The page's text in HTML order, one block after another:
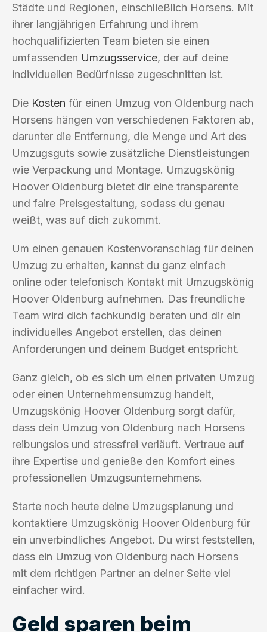
Städte und Regionen, einschließlich Horsens. Mit
ihrer langjährigen Erfahrung und ihrem
hochqualifizierten Team bieten sie einen
umfassenden Umzugsservice, der auf deine
individuellen Bedürfnisse zugeschnitten ist.
Die Kosten für einen Umzug von Oldenburg nach
Horsens hängen von verschiedenen Faktoren ab,
darunter die Entfernung, die Menge und Art des
Umzugsguts sowie zusätzliche Dienstleistungen
wie Verpackung und Montage. Umzugskönig
Hoover Oldenburg bietet dir eine transparente
und faire Preisgestaltung, sodass du genau
weißt, was auf dich zukommt.
Um einen genauen Kostenvoranschlag für deinen
Umzug zu erhalten, kannst du ganz einfach
online oder telefonisch Kontakt mit Umzugskönig
Hoover Oldenburg aufnehmen. Das freundliche
Team wird dich fachkundig beraten und dir ein
individuelles Angebot erstellen, das deinen
Anforderungen und deinem Budget entspricht.
Ganz gleich, ob es sich um einen privaten Umzug
oder einen Unternehmensumzug handelt,
Umzugskönig Hoover Oldenburg sorgt dafür,
dass dein Umzug von Oldenburg nach Horsens
reibungslos und stressfrei verläuft. Vertraue auf
ihre Expertise und genieße den Komfort eines
professionellen Umzugsunternehmens.
Starte noch heute deine Umzugsplanung und
kontaktiere Umzugskönig Hoover Oldenburg für
ein unverbindliches Angebot. Du wirst feststellen,
dass ein Umzug von Oldenburg nach Horsens
mit dem richtigen Partner an deiner Seite viel
einfacher wird.
Geld sparen beim